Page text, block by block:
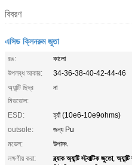
বিবরণ
এসিড ক্লিনরুম জুতা
রঙ:
কালো
উপলব্ধ আকার:
34-36-38-40-42-44-46
অ্যান্টি ছিদ্র
মিডডোল:
না
ESD:
হ্যাঁ (10e6-10e9ohms)
outsole:
জন্য Pu
মডেল:
উপানৎ
লক্ষণীয় করা:
ব্ল্যাক অ্যান্টি স্ট্যাটিক জুতো,